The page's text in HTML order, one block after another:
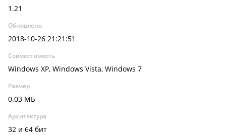
1.21
Обновлено
2018-10-26 21:21:51
Совместимость
Windows XP, Windows Vista, Windows 7
Размер
0.03 МБ
Архитектура
32 и 64 бит